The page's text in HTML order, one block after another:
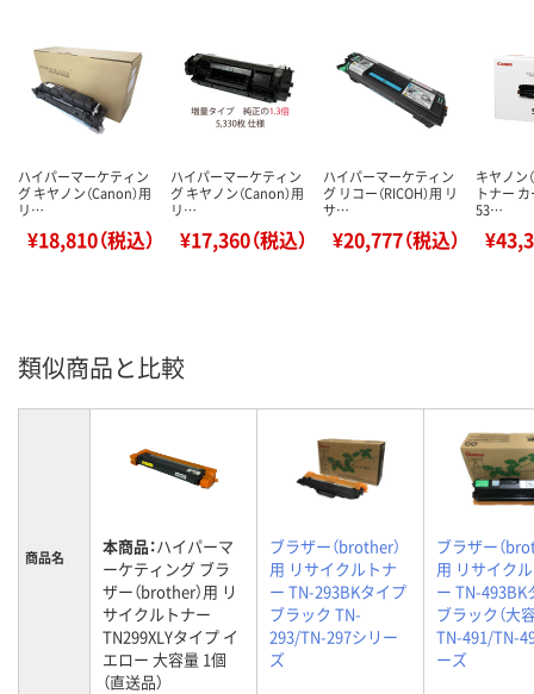
ハイパーマーケティン
グ キヤノン（Canon）用
リ…
¥18,810（税込）
ハイパーマーケティン
グ キヤノン（Canon）用
リ…
¥17,360（税込）
ハイパーマーケティン
グ リコー（RICOH）用 リ
サ…
¥20,777（税込）
キヤノン
トナー
53…
類似商品と比較
商品名 本商品：ハイパーマ
ーケティング ブラ
ザー（brother）用 リ
サイクルトナー
TN299XLYタイプ イ
エロー 大容量 1個
（直送品）
ブラザー（brother）
用 リサイクルトナ
ー TN-293BKタイプ
ブラック TN-
293/TN-297シリー
ズ
ブラザー（
用 リサイク
ー TN-493BK
ブラック（大
TN-491/TN-
ーズ